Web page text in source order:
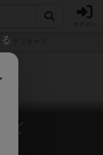
クラフターズ